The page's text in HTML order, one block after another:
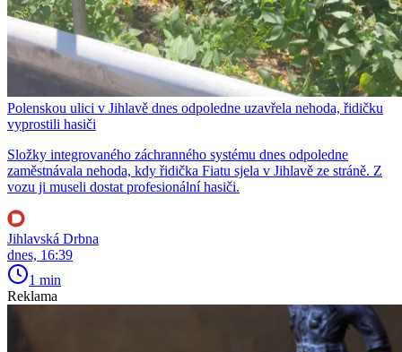
Polenskou ulici v Jihlavě dnes odpoledne uzavřela nehoda, řidičku
vyprostili hasiči
Složky integrovaného záchranného systému dnes odpoledne
zaměstnávala nehoda, kdy řidička Fiatu sjela v Jihlavě ze stráně. Z
vozu ji museli dostat profesionální hasiči.
Jihlavská Drbna
dnes, 16:39
1 min
Reklama